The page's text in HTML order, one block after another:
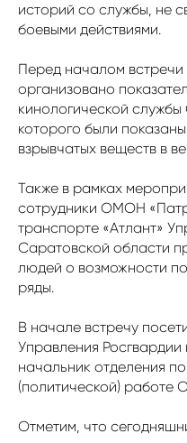
историй со службы, не
боевыми действиями.
Перед началом встречи
организовано
кинологической
которого были
взрывчатых веществ в
Также в рамках
сотрудники ОМОН
транспорте «Атлант»
Саратовской области
людей о возможности
ряды.
В начале встречу
Управления
начальник отделения
(политической) работе
Отметим, что